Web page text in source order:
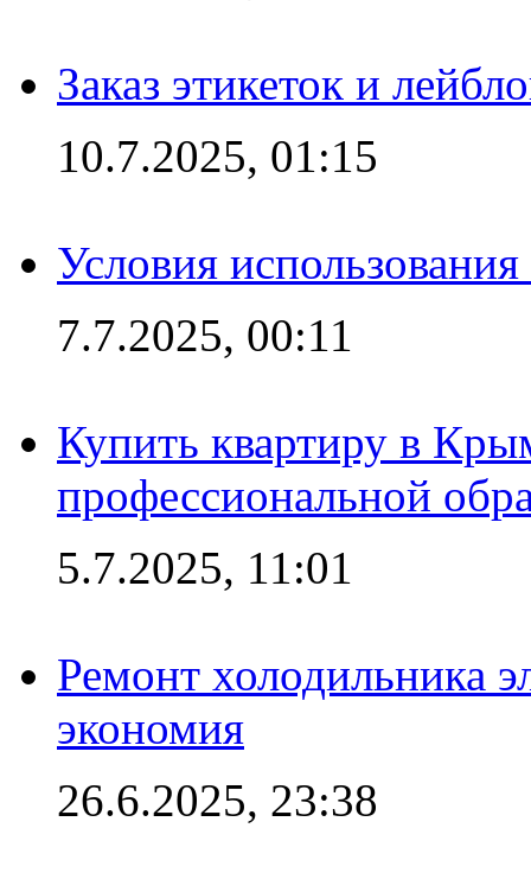
Заказ этикеток и
10.7.2025, 01:15
Условия
7.7.2025, 00:11
Купить квартиру в
профессиональной
5.7.2025, 11:01
Ремонт холодильника
экономия
26.6.2025, 23:38